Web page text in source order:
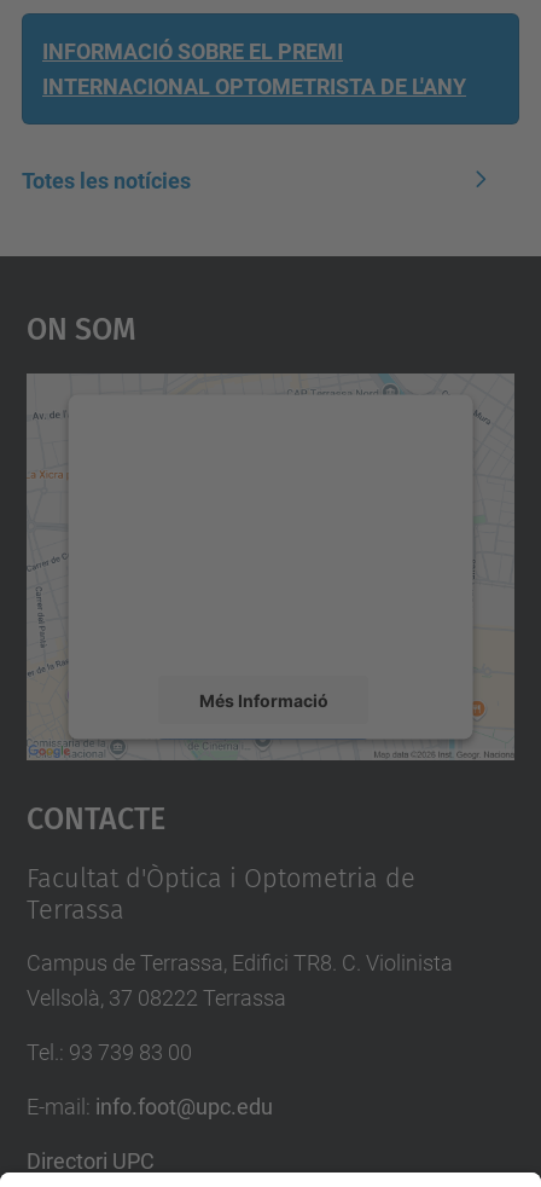
INFORMACIÓ SOBRE EL PREMI
INTERNACIONAL OPTOMETRISTA DE L'ANY
Totes les notícies
On Som
Més Informació
Accepta
powered by
Contacte
Facultat d'Òptica i Optometria de
Terrassa
Campus de Terrassa, Edifici TR8. C. Violinista
Vellsolà, 37 08222 Terrassa
Tel. : 93 739 83 00
E-mail : info.foot@upc.edu
Directori UPC